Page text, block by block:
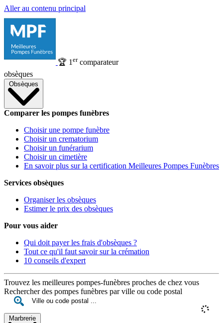
Aller au contenu principal
🏆 1 ercomparateur
obsèques
Obsèques
Comparer les pompes funèbres
Choisir une pompe funèbre
Choisir un crematorium
Choisir un funérarium
Choisir un cimetière
En savoir plus sur la certification Meilleures Pompes Funèbres
Services obsèques
Organiser les obsèques
Estimer le prix des obsèques
Pour vous aider
Qui doit payer les frais d'obsèques ?
Tout ce qu'il faut savoir sur la crémation
10 conseils d'expert
Trouvez les meilleures pompes-funèbres proches de chez vous
Rechercher des pompes funèbres par ville ou code postal
Marbrerie